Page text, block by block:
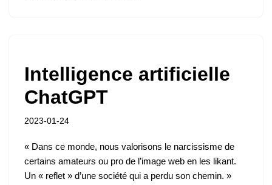
Intelligence artificielle
ChatGPT
2023-01-24
« Dans ce monde, nous valorisons le narcissisme de
certains amateurs ou pro de l’image web en les likant.
Un « reflet » d’une société qui a perdu son chemin. »